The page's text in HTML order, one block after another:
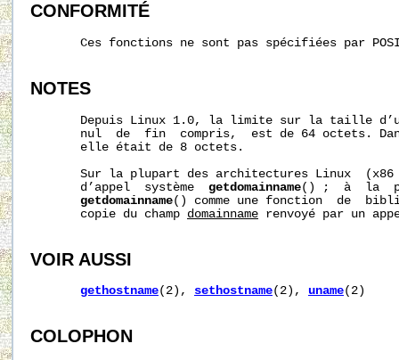
CONFORMITÉ
Ces fonctions ne sont pas spécifiées par
NOTES
Depuis Linux 1.0, la limite sur la taille
nul  de  fin  compris,  est de 64 octets.
       elle était de 8 octets.
Sur la plupart des architectures Linux
       d’appel  système
getdomainname() ;  à  la
getdomainname() comme une fonction  de
       copie du champ
domainname renvoyé par un
VOIR AUSSI
gethostname(2), sethostname(2), uname(2)
COLOPHON